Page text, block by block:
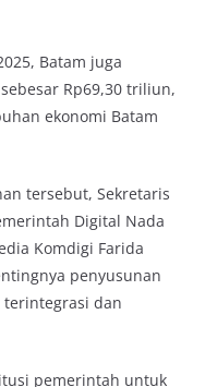
Batam juga
Rp69,30 triliun,
ekonomi Batam
tersebut, Sekretaris
Digital Nada
Komdigi Farida
penyusunan
dan
pemerintah untuk